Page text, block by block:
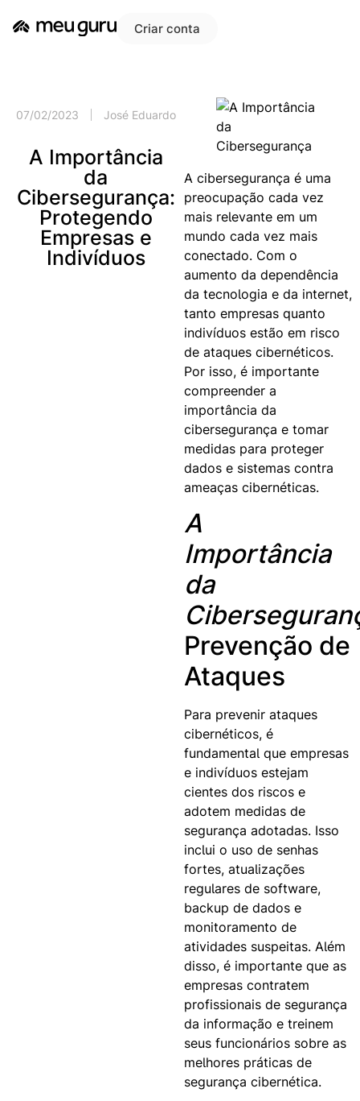
Criar conta
07/02/2023 José Eduardo
A Importância
da
Cibersegurança:
Protegendo
Empresas e
Indivíduos
A cibersegurança é uma
preocupação cada vez
mais relevante em um
mundo cada vez mais
conectado. Com o
aumento da dependência
da tecnologia e da internet,
tanto empresas quanto
indivíduos estão em risco
de ataques cibernéticos.
Por isso, é importante
compreender a
importância da
cibersegurança e tomar
medidas para proteger
dados e sistemas contra
ameaças cibernéticas.
A
Importância
da
Prevenção de
Ataques
Para prevenir ataques
cibernéticos, é
fundamental que empresas
e indivíduos estejam
cientes dos riscos e
adotem medidas de
segurança adotadas. Isso
inclui o uso de senhas
fortes, atualizações
regulares de software,
backup de dados e
monitoramento de
atividades suspeitas. Além
disso, é importante que as
empresas contratem
profissionais de segurança
da informação e treinem
seus funcionários sobre as
melhores práticas de
segurança cibernética.